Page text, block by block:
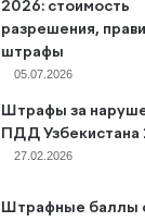
2026: стоимость
разрешения,
штрафы
05.07.2026
Штрафы за
ПДД Узбекистана
27.02.2026
Штрафные баллы